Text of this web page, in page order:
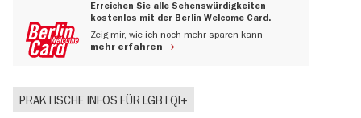
Erreichen Sie alle Sehenswürdigkeiten
kostenlos mit der Berlin Welcome Card.
Zeig mir, wie ich noch mehr sparen kann
mehr erfahren
PRAKTISCHE INFOS FÜR LGBTQI+